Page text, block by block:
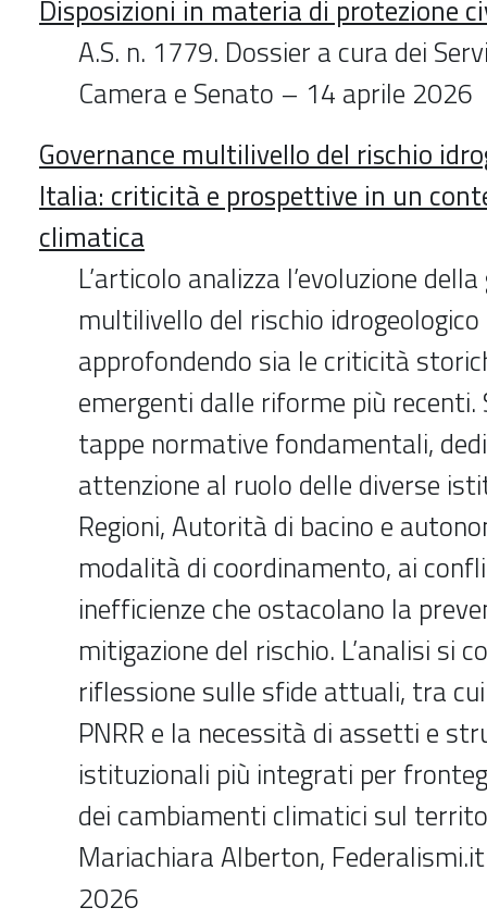
Disposizioni in materia di protezione
A.S. n. 1779. Dossier a cura dei
Camera e Senato – 14 aprile 2026
Governance multilivello del rischio
Italia: criticità e prospettive in un
climatica
L’articolo analizza l’evoluzione
multilivello del rischio
approfondendo sia le criticità
emergenti dalle riforme più recenti.
tappe normative fondamentali,
attenzione al ruolo delle diverse
Regioni, Autorità di bacino e
modalità di coordinamento, ai
inefficienze che ostacolano la
mitigazione del rischio. L’analisi si
riflessione sulle sfide attuali, tra
PNRR e la necessità di assetti e
istituzionali più integrati per
dei cambiamenti climatici sul
Mariachiara Alberton,
2026